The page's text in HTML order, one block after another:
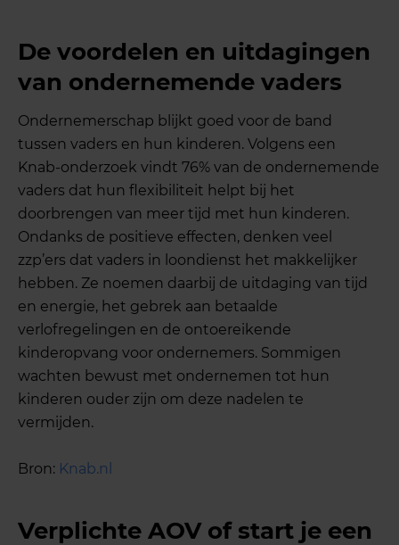
De voordelen en uitdagingen
van ondernemende vaders
Ondernemerschap blijkt goed voor de band
tussen vaders en hun kinderen. Volgens een
Knab-onderzoek vindt 76% van de ondernemende
vaders dat hun flexibiliteit helpt bij het
doorbrengen van meer tijd met hun kinderen.
Ondanks de positieve effecten, denken veel
zzp’ers dat vaders in loondienst het makkelijker
hebben. Ze noemen daarbij de uitdaging van tijd
en energie, het gebrek aan betaalde
verlofregelingen en de ontoereikende
kinderopvang voor ondernemers. Sommigen
wachten bewust met ondernemen tot hun
kinderen ouder zijn om deze nadelen te
vermijden.
Bron: Knab.nl
Verplichte AOV of start je een